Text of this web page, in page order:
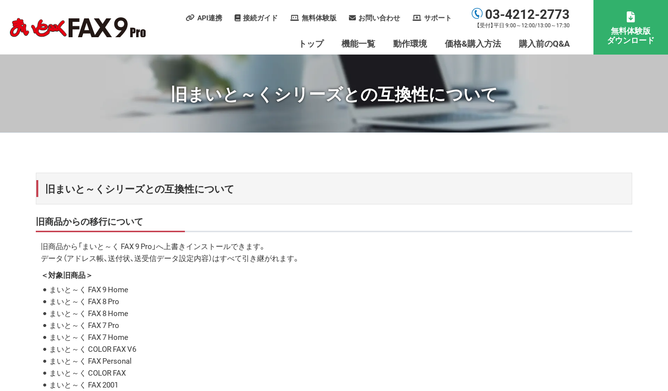
API連携 接続ガイド 無料体験版 お問い合わせ サポート 03-4212-2773
【受付】平日 9:00～12:00/13:00～17:30
トップ 機能一覧 動作環境 価格&購入方法 購入前のQ&A
無料体験版
ダウンロード
旧まいと～くシリーズとの互換性について
旧まいと～くシリーズとの互換性について
旧商品からの移行について
旧商品から「まいと～く FAX 9 Pro」へ上書きインストールできます。
データ（アドレス帳、送付状、送受信データ設定内容）はすべて引き継がれます。
＜対象旧商品＞
まいと～く FAX 9 Home
まいと～く FAX 8 Pro
まいと～く FAX 8 Home
まいと～く FAX 7 Pro
まいと～く FAX 7 Home
まいと～く COLOR FAX V6
まいと～く FAX Personal
まいと～く COLOR FAX
まいと～く FAX 2001